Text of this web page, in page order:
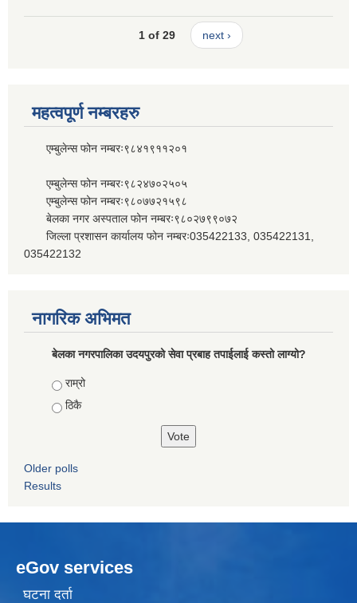
1 of 29 next ›
महत्वपूर्ण नम्बरहरु
एम्बुलेन्स फोन नम्बरः९८४१९११२०१
एम्बुलेन्स फोन नम्बरः९८२४७०२५०५
एम्बुलेन्स फोन नम्बरः९८०७७२१५९८
बेलका नगर अस्पताल फोन नम्बरः९८०२७९९०७२
जिल्ला प्रशासन कार्यालय फोन नम्बरः035422133, 035422131,
035422132
नागरिक अभिमत
बेलका नगरपालिका उदयपुरको सेवा प्रबाह तपाईलाई कस्तो लाग्यो?
Choices
राम्रो
ठिकै
Older polls
Results
eGov services
घटना दर्ता